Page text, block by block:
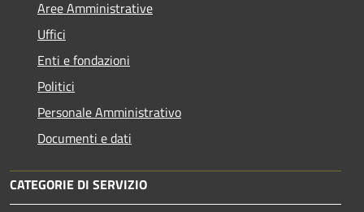
Aree Amministrative
Uffici
Enti e fondazioni
Politici
Personale Amministrativo
Documenti e dati
CATEGORIE DI SERVIZIO